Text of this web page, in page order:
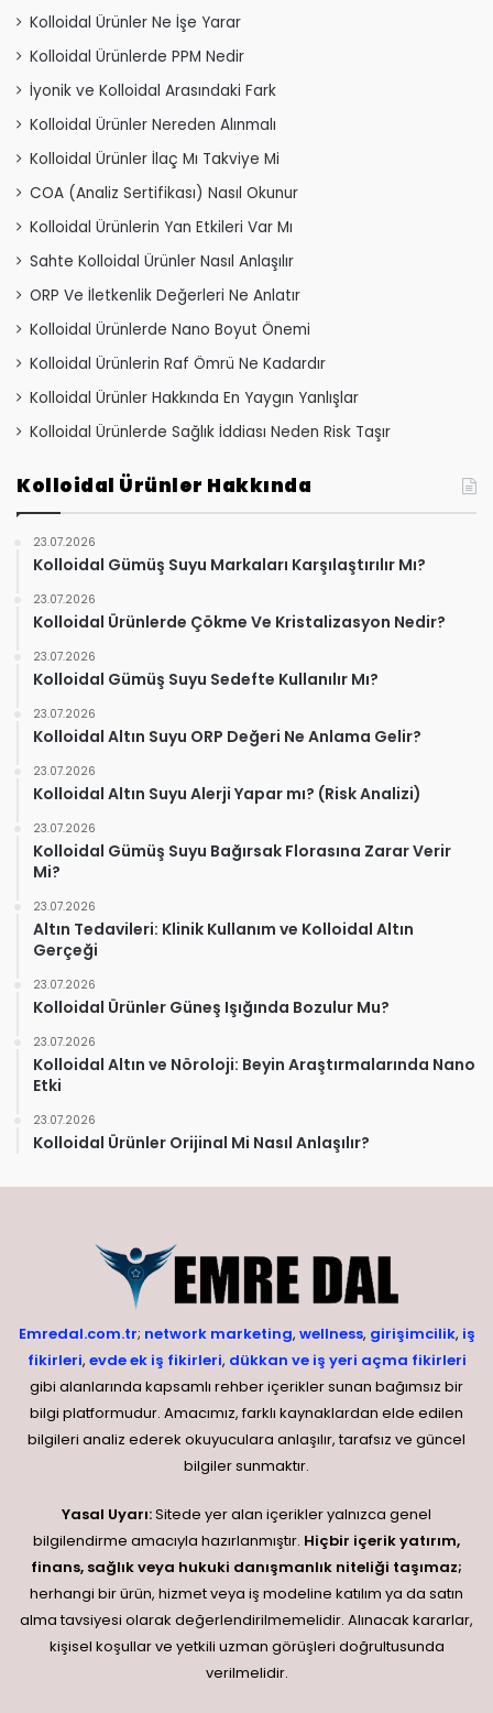
Kolloidal Ürünler Ne İşe Yarar
Kolloidal Ürünlerde PPM Nedir
İyonik ve Kolloidal Arasındaki Fark
Kolloidal Ürünler Nereden Alınmalı
Kolloidal Ürünler İlaç Mı Takviye Mi
COA (Analiz Sertifikası) Nasıl Okunur
Kolloidal Ürünlerin Yan Etkileri Var Mı
Sahte Kolloidal Ürünler Nasıl Anlaşılır
ORP Ve İletkenlik Değerleri Ne Anlatır
Kolloidal Ürünlerde Nano Boyut Önemi
Kolloidal Ürünlerin Raf Ömrü Ne Kadardır
Kolloidal Ürünler Hakkında En Yaygın Yanlışlar
Kolloidal Ürünlerde Sağlık İddiası Neden Risk Taşır
Kolloidal Ürünler Hakkında
23.07.2026
Kolloidal Gümüş Suyu Markaları Karşılaştırılır Mı?
23.07.2026
Kolloidal Ürünlerde Çökme Ve Kristalizasyon Nedir?
23.07.2026
Kolloidal Gümüş Suyu Sedefte Kullanılır Mı?
23.07.2026
Kolloidal Altın Suyu ORP Değeri Ne Anlama Gelir?
23.07.2026
Kolloidal Altın Suyu Alerji Yapar mı? (Risk Analizi)
23.07.2026
Kolloidal Gümüş Suyu Bağırsak Florasına Zarar Verir
Mi?
23.07.2026
Altın Tedavileri: Klinik Kullanım ve Kolloidal Altın
Gerçeği
23.07.2026
Kolloidal Ürünler Güneş Işığında Bozulur Mu?
23.07.2026
Kolloidal Altın ve Nöroloji: Beyin Araştırmalarında Nano
Etki
23.07.2026
Kolloidal Ürünler Orijinal Mi Nasıl Anlaşılır?
Emredal.com.tr; network marketing, wellness, girişimcilik, iş
fikirleri, evde ek iş fikirleri, dükkan ve iş yeri açma fikirleri
gibi alanlarında kapsamlı rehber içerikler sunan bağımsız bir
bilgi platformudur. Amacımız, farklı kaynaklardan elde edilen
bilgileri analiz ederek okuyuculara anlaşılır, tarafsız ve güncel
bilgiler sunmaktır.
Yasal Uyarı:Sitede yer alan içerikler yalnızca genel
bilgilendirme amacıyla hazırlanmıştır. Hiçbir içerik yatırım,
finans, sağlık veya hukuki danışmanlık niteliği taşımaz;
herhangi bir ürün, hizmet veya iş modeline katılım ya da satın
alma tavsiyesi olarak değerlendirilmemelidir. Alınacak kararlar,
kişisel koşullar ve yetkili uzman görüşleri doğrultusunda
verilmelidir.